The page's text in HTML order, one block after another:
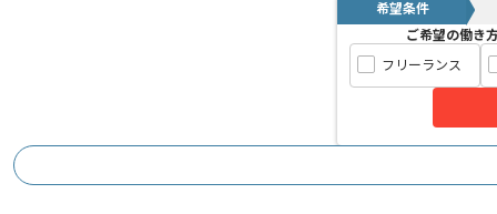
希望条件
ご希望の働き
フリーランス